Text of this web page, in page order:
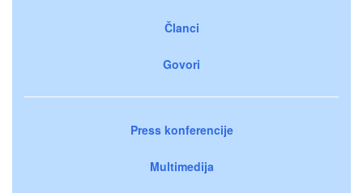
Članci
Govori
Press konferencije
Multimedija